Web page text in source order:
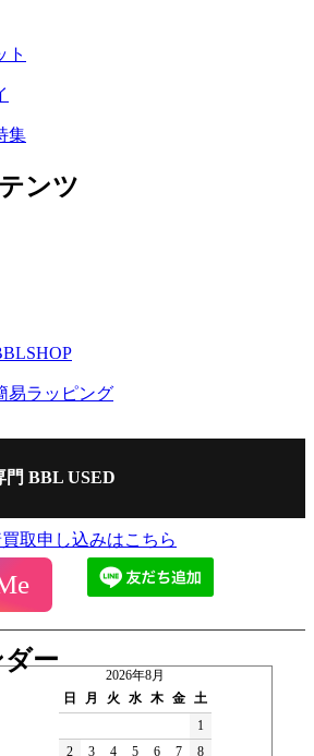
ンツ
門 BBL USED
ー
2026年8月
日
月 火 水 木 金
土
1
2
3 4 5 6 7
8